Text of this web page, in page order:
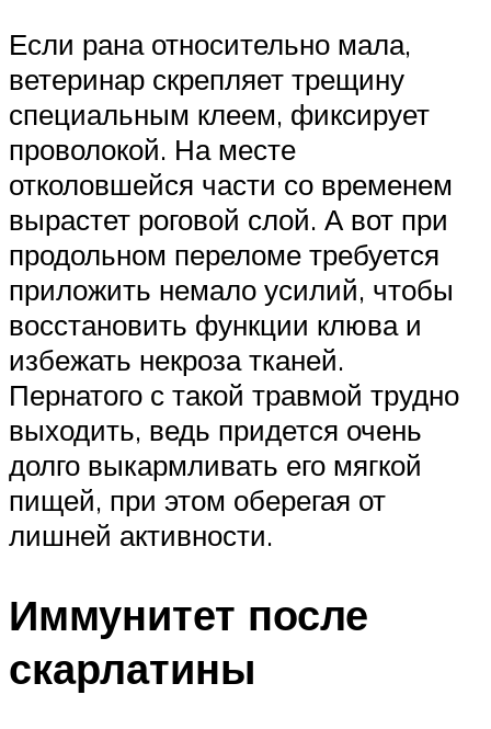
Если рана относительно мала,
ветеринар скрепляет трещину
специальным клеем, фиксирует
проволокой. На месте
отколовшейся части со временем
вырастет роговой слой. А вот при
продольном переломе требуется
приложить немало усилий, чтобы
восстановить функции клюва и
избежать некроза тканей.
Пернатого с такой травмой трудно
выходить, ведь придется очень
долго выкармливать его мягкой
пищей, при этом оберегая от
лишней активности.
Иммунитет после
скарлатины